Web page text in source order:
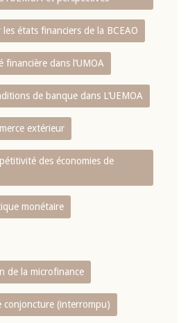
états financiers de la BCEAO
financière dans l‘UMOA
de banque dans L‘UEMOA
extérieur
des économies de
monétaire
de la microfinance
conjoncture (interrompu)